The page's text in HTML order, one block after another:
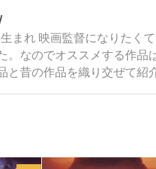
まれ 映画監督になりたく
。なのでオススメする作品
と昔の作品を織り交ぜて紹